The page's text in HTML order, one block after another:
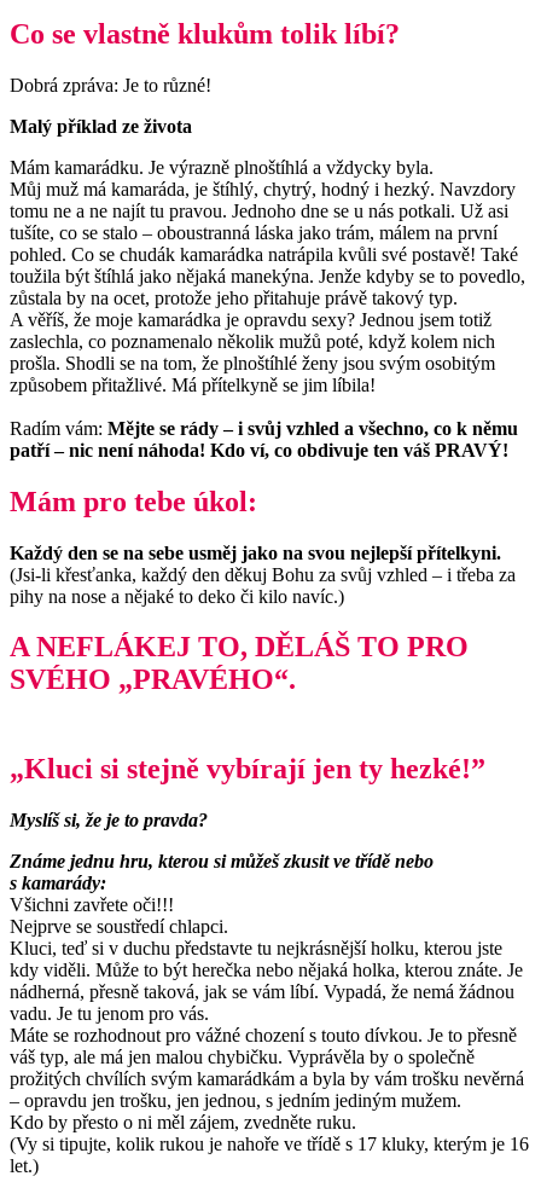
Co se vlastně klukům tolik líbí?
Dobrá zpráva: Je to různé!
Malý příklad ze života
Mám kamarádku. Je výrazně plnoštíhlá a vždycky byla.
Můj muž má kamaráda, je štíhlý, chytrý, hodný i hezký. Navzdory
tomu ne a ne najít tu pravou. Jednoho dne se u nás potkali. Už asi
tušíte, co se stalo – oboustranná láska jako trám, málem na první
pohled. Co se chudák kamarádka natrápila kvůli své postavě! Také
toužila být štíhlá jako nějaká manekýna. Jenže kdyby se to povedlo,
zůstala by na ocet, protože jeho přitahuje právě takový typ.
A věříš, že moje kamarádka je opravdu sexy? Jednou jsem totiž
zaslechla, co poznamenalo několik mužů poté, když kolem nich
prošla. Shodli se na tom, že plnoštíhlé ženy jsou svým osobitým
způsobem přitažlivé. Má přítelkyně se jim líbila!
Radím vám: Mějte se rády – i svůj vzhled a všechno, co k němu
patří – nic není náhoda! Kdo ví, co obdivuje ten váš PRAVÝ!
Mám pro tebe úkol:
Každý den se na sebe usměj jako na svou nejlepší přítelkyni.
(Jsi-li křesťanka, každý den děkuj Bohu za svůj vzhled – i třeba za
pihy na nose a nějaké to deko či kilo navíc.)
A NEFLÁKEJ TO, DĚLÁŠ TO PRO
SVÉHO „PRAVÉHO“.
„Kluci si stejně vybírají jen ty hezké!”
Myslíš si, že je to pravda?
Známe jednu hru, kterou si můžeš zkusit ve třídě nebo
s kamarády:
Všichni zavřete oči!!!
Nejprve se soustředí chlapci.
Kluci, teď si v duchu představte tu nejkrásnější holku, kterou jste
kdy viděli. Může to být herečka nebo nějaká holka, kterou znáte. Je
nádherná, přesně taková, jak se vám líbí. Vypadá, že nemá žádnou
vadu. Je tu jenom pro vás.
Máte se rozhodnout pro vážné chození s touto dívkou. Je to přesně
váš typ, ale má jen malou chybičku. Vyprávěla by o společně
prožitých chvílích svým kamarádkám a byla by vám trošku nevěrná
– opravdu jen trošku, jen jednou, s jedním jediným mužem.
Kdo by přesto o ni měl zájem, zvedněte ruku.
(Vy si tipujte, kolik rukou je nahoře ve třídě s 17 kluky, kterým je 16
let.)